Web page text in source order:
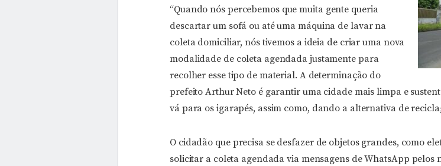
“Quando nós percebemos que muita gente queria
descartar um sofá ou até uma máquina de lavar na
coleta domiciliar, nós tivemos a ideia de criar uma nova
modalidade de coleta agendada justamente para
recolher esse tipo de material. A determinação do
prefeito Arthur Neto é garantir uma cidade mais limpa e
vá para os igarapés, assim como, dando a alternativa de
O cidadão que precisa se desfazer de objetos grandes, como
solicitar a coleta agendada via mensagens de WhatsApp pelos